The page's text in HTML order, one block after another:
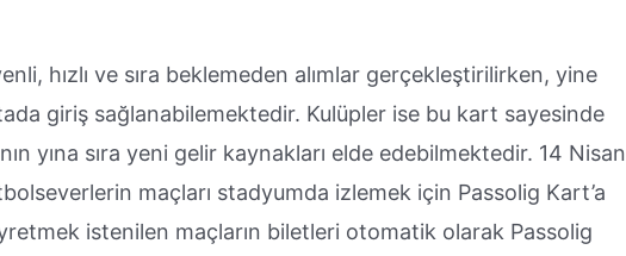
hızlı ve sıra beklemeden alımlar gerçekleştirilirken, yine
giriş sağlanabilemektedir. Kulüpler ise bu kart sayesinde
yına sıra yeni gelir kaynakları elde edebilmektedir. 14 Nisan
maçları stadyumda izlemek için Passolig Kart’a
istenilen maçların biletleri otomatik olarak Passolig